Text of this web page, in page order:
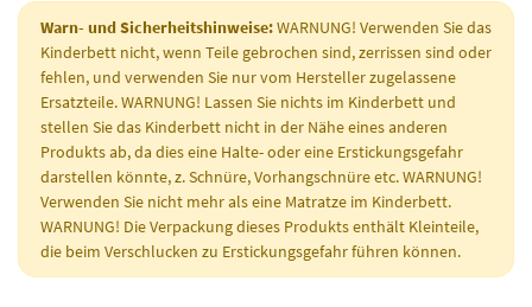
Warn- und Sicherheitshinweise:WARNUNG! Verwenden Sie das
Kinderbett nicht, wenn Teile gebrochen sind, zerrissen sind oder
fehlen, und verwenden Sie nur vom Hersteller zugelassene
Ersatzteile. WARNUNG! Lassen Sie nichts im Kinderbett und
stellen Sie das Kinderbett nicht in der Nähe eines anderen
Produkts ab, da dies eine Halte- oder eine Erstickungsgefahr
darstellen könnte, z. Schnüre, Vorhangschnüre etc. WARNUNG!
Verwenden Sie nicht mehr als eine Matratze im Kinderbett.
WARNUNG! Die Verpackung dieses Produkts enthält Kleinteile,
die beim Verschlucken zu Erstickungsgefahr führen können.